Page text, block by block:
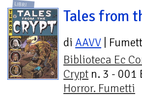
LIBRI
Tales from
di AAVV |
Biblioteca Ec
Crypt n. 3 - 001
Horror. Fumetti